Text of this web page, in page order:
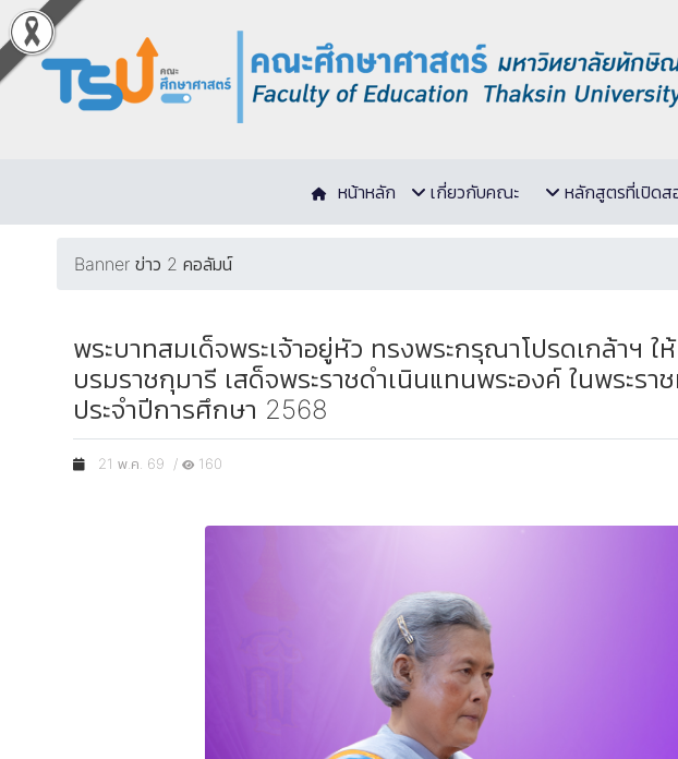
หน้าหลัก เกี่ยวกับคณะ หลักสูตรที่เปิดส
Banner ข่าว 2 คอลัมน์
พระบาทสมเด็จพระเจ้าอยู่หัว ทรงพระกรุณาโปรดเกล้าฯ
บรมราชกุมารี เสด็จพระราชดำเนินแทนพระองค์ ในพร
ประจำปีการศึกษา 2568
21 พ.ค. 69 / 160